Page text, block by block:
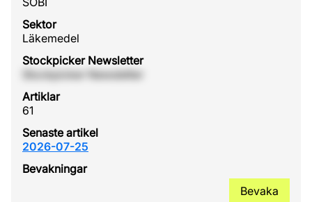
Läkemedel
Stockpicker Newsletter
61
2026-07-25
Bevaka